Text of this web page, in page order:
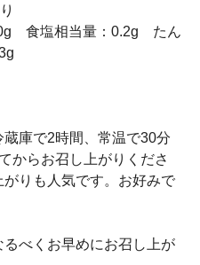
食塩相当量：0.2g たん
庫で2時間、常温で30分
からお召し上がりくださ
りも人気です。お好みで
べくお早めにお召し上が